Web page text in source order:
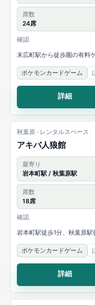
席数
24席
確認
末広町駅から徒歩圏の有料
名席2卓が案内され、TCG
います。
ポケモンカードゲーム
詳細
秋葉原 · レンタルスペース
アキバ人狼館
最寄り
岩本町駅 / 秋葉原駅
席数
18席
確認
岩本町駅徒歩1分、秋葉原
公式情報ではカードゲーム
場所として案内されていま
ポケモンカードゲーム
詳細